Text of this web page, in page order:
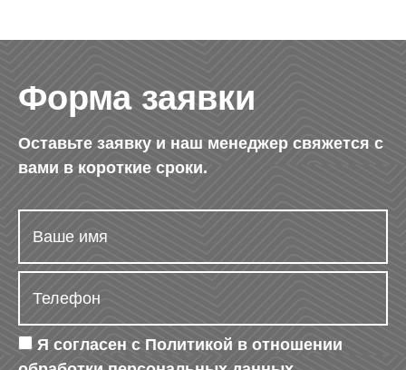
Форма заявки
Оставьте заявку и наш менеджер свяжется с
вами в короткие сроки.
Я согласен с Политикой в отношении